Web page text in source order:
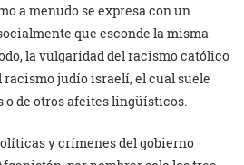
a menudo se expresa con un
que esconde la misma
la vulgaridad del racismo católico
judío israelí, el cual suele
de otros afeites lingüísticos.
y crímenes del gobierno